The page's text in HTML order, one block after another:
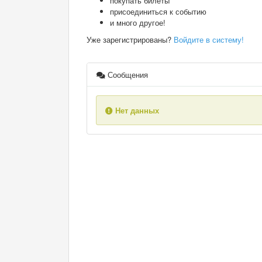
присоединиться к событию
и много другое!
Уже зарегистрированы? Войдите в систему!
Сообщения
Нет данных